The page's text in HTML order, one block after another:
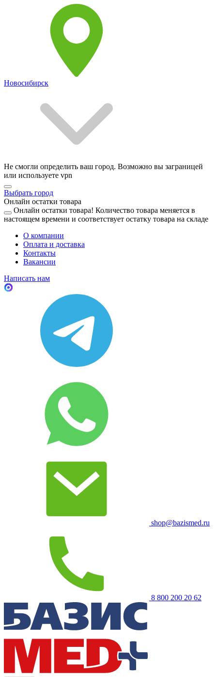
Новосибирск
Не смогли определить ваш город. Возможно вы заграницей
или используете vpn
Выбрать город
Онлайн остатки товара
Онлайн остатки товара! Количество товара меняется в
настоящем времени и соответствует остатку товара на складе
О компании
Оплата и доставка
Контакты
Вакансии
Написать нам
shop@bazismed.ru
8 800 200 20 62